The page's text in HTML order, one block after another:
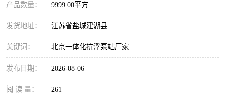
产品数量： 9999.00平方
发货地址： 江苏省盐城建湖县
关键词： 北京一体化抗浮泵站厂家
发布日期： 2026-08-06
阅 读 量： 261